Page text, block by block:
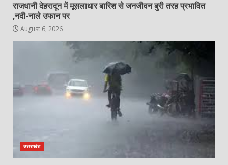
राजधानी देहरादून में मूसलाधार बारिश से जनजीवन बुरी तरह प्रभावित
,नदी-नाले उफान पर
August 6, 2026
उत्तराखंड